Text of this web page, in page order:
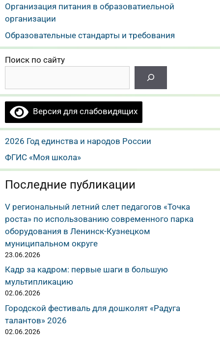
Организация питания в образоватиельной
организации
Образовательные стандарты и требования
Поиск по сайту
Версия для слабовидящих
2026 Год единства и народов России
ФГИС «Моя школа»
Последние публикации
V региональный летний слет педагогов «Точка
роста» по использованию современного парка
оборудования в Ленинск-Кузнецком
муниципальном округе
23.06.2026
Кадр за кадром: первые шаги в большую
мультипликацию
02.06.2026
Городской фестиваль для дошколят «Радуга
талантов» 2026
02.06.2026